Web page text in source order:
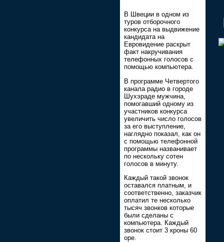
В Швеции в одном из
туров отборочного
конкурса на выдвижение
кандидата на
Евровидение раскрыт
факт накручивания
телефонных голосов с
помощью компьютера.
В программе Четвертого
канала радио в городе
Шухэраде мужчина,
помогавший одному из
участников конкурса
увеличить число голосов
за его выступление,
наглядно показал, как он
с помощью телефонной
программы названивает
по нескольку сотен
голосов в минуту.
Каждый такой звонок
оставался платным, и
соответственно, заказчик
оплатил те несколько
тысяч звонков которые
были сделаны с
компьютера. Каждый
звонок стоит 3 кроны 60
оре.